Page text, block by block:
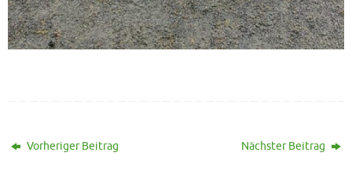
Vorheriger Beitrag Nächster Beitrag